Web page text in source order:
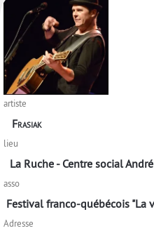
artiste
Frasiak
lieu
La Ruche - Centre social
asso
Festival franco-québécois "La
Adresse